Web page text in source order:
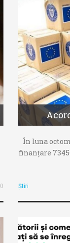
0
În luna
finanțare
Știri